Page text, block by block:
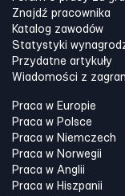
Znajdź pracownika
Katalog zawodów
Statystyki
Przydatne artykuły
Wiadomości z
Praca w Europie
Praca w Polsce
Praca w Niemczech
Praca w Norwegii
Praca w Anglii
Praca w Hiszpanii